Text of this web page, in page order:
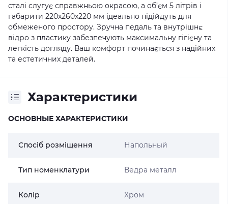
сталі слугує справжньою окрасою, а об’єм 5 літрів і
габарити 220x260x220 мм ідеально підійдуть для
обмеженого простору. Зручна педаль та внутрішнє
відро з пластику забезпечують максимальну гігієну та
легкість догляду. Ваш комфорт починається з надійних
та естетичних деталей.
Характеристики
ОСНОВНЫЕ ХАРАКТЕРИСТИКИ
Спосіб розміщення Напольный
Тип номенклатури Ведра металл
Колір Хром